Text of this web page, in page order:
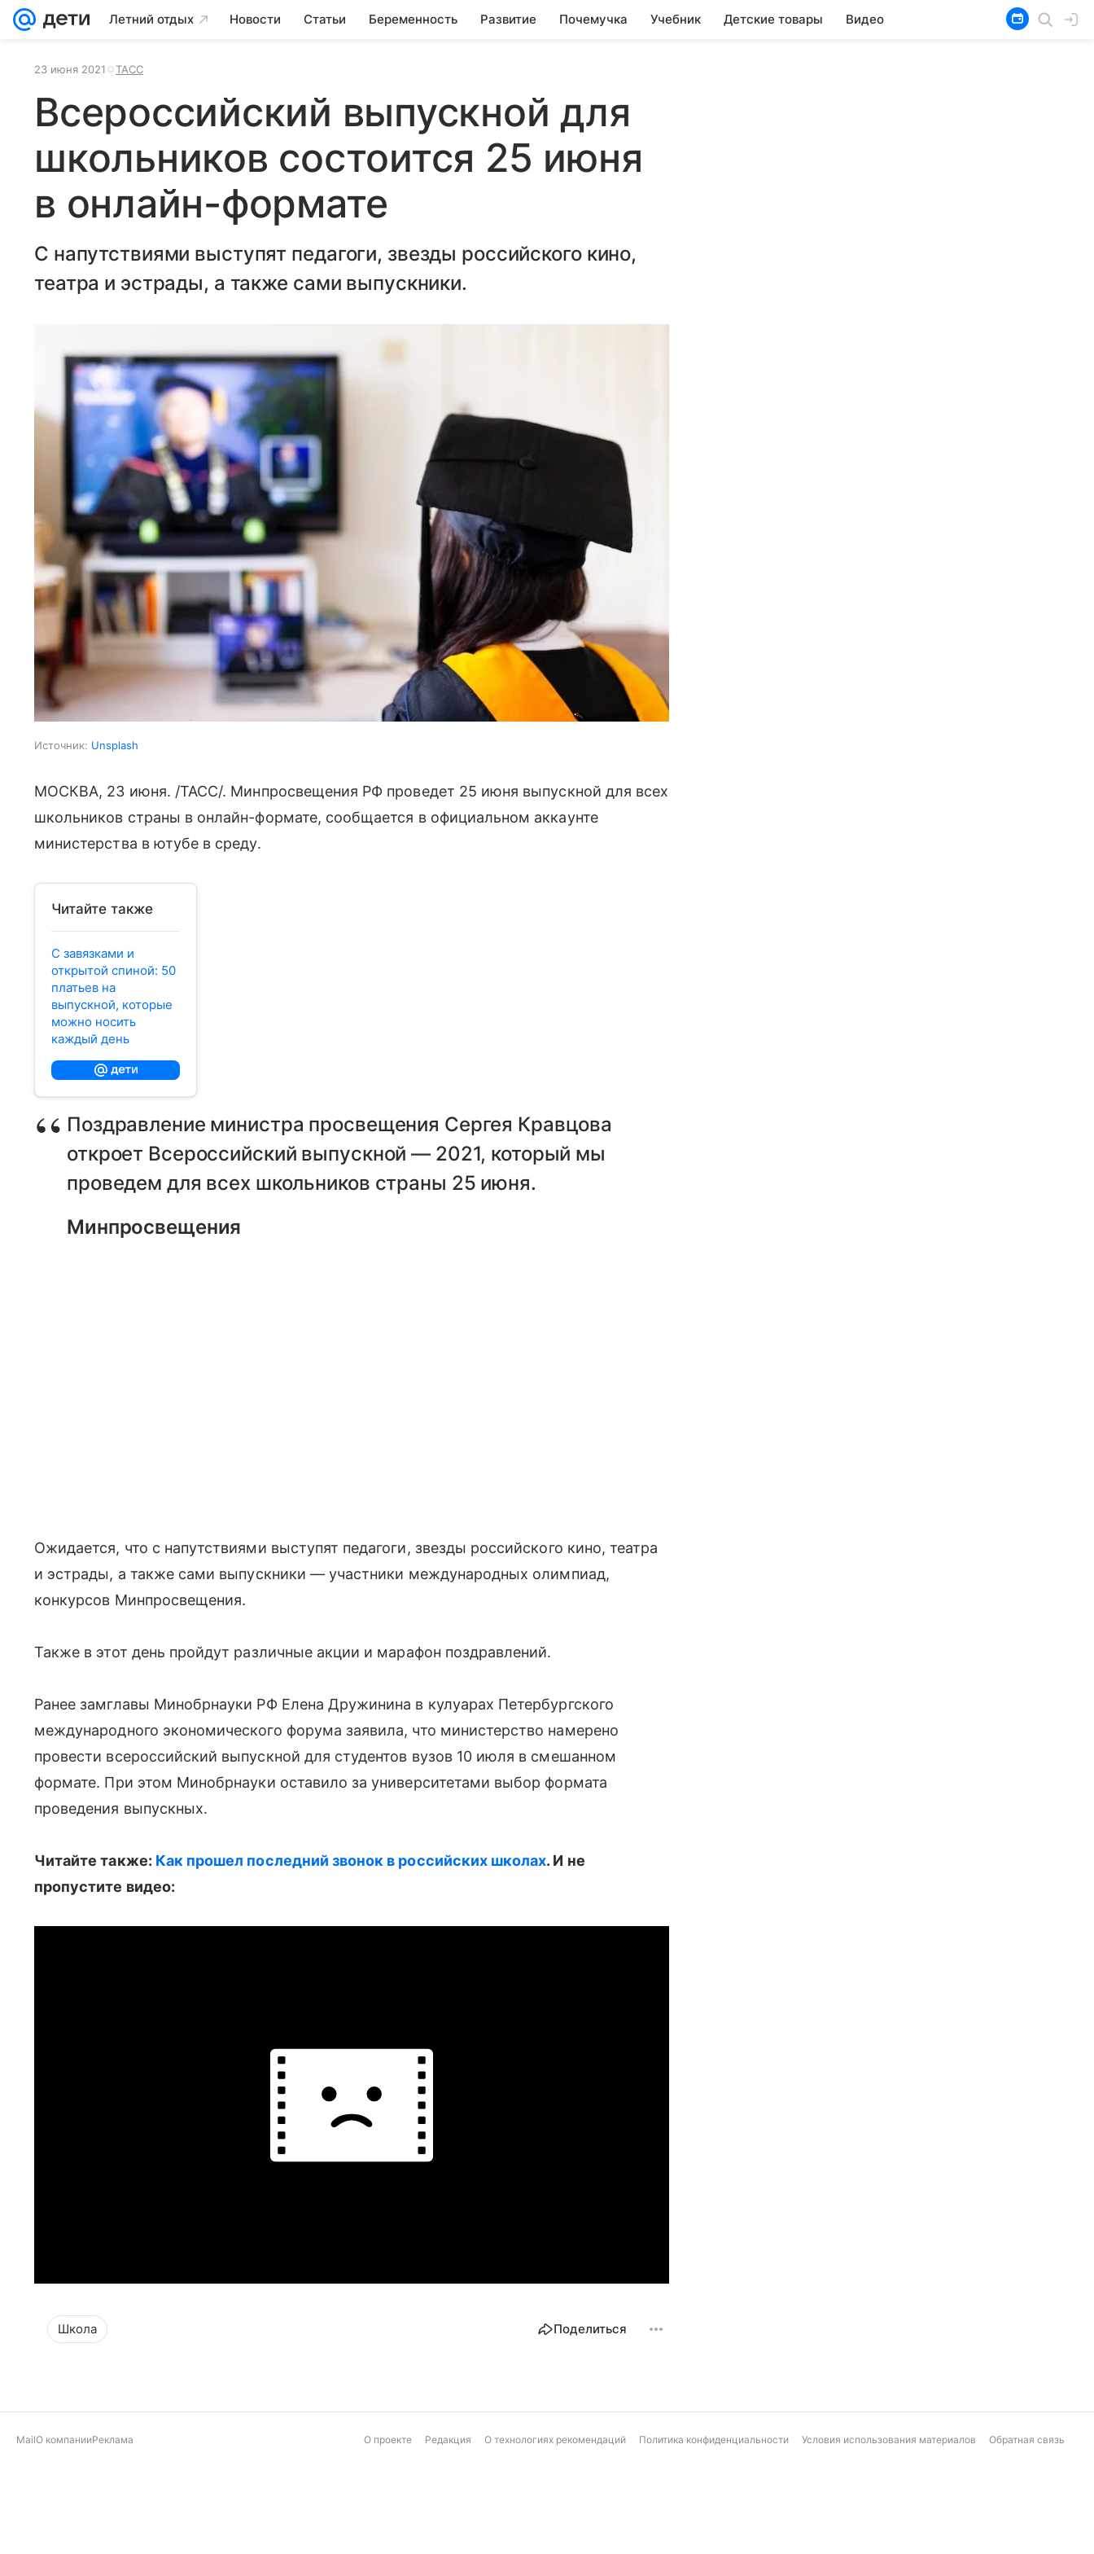
Летний отдых Новости Статьи Беременность Развитие Почемучка Учебник Детские товары Видео
23 июня 2021 ТАСС
Всероссийский выпускной для
школьников состоится 25 июня
в онлайн-формате
С напутствиями выступят педагоги, звезды российского кино,
театра и эстрады, а также сами выпускники.
Источник: Unsplash
МОСКВА, 23 июня. /ТАСС/. Минпросвещения РФ проведет 25 июня выпускной для всех
школьников страны в онлайн-формате, сообщается в официальном аккаунте
министерства в ютубе в среду.
Читайте также
С завязками и
открытой спиной: 50
платьев на
выпускной, которые
можно носить
каждый день
Поздравление министра просвещения Сергея Кравцова
откроет Всероссийский выпускной — 2021, который мы
проведем для всех школьников страны 25 июня.
Минпросвещения
Ожидается, что с напутствиями выступят педагоги, звезды российского кино, театра
и эстрады, а также сами выпускники — участники международных олимпиад,
конкурсов Минпросвещения.
Также в этот день пройдут различные акции и марафон поздравлений.
Ранее замглавы Минобрнауки РФ Елена Дружинина в кулуарах Петербургского
международного экономического форума заявила, что министерство намерено
провести всероссийский выпускной для студентов вузов 10 июля в смешанном
формате. При этом Минобрнауки оставило за университетами выбор формата
проведения выпускных.
Читайте также: Как прошел последний звонок в российских школах. И не
пропустите видео:
Школа Поделиться
MailО компанииРеклама О проекте Редакция О технологиях рекомендаций Политика конфиденциальности Условия использования материалов Обратная связь